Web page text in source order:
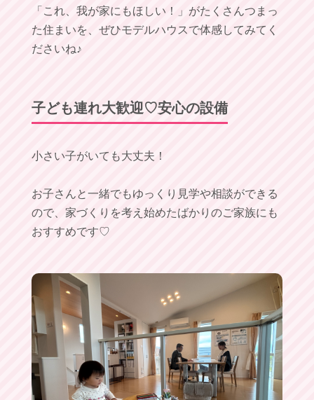
「これ、我が家にもほしい！」がたくさんつまっ
た住まいを、ぜひモデルハウスで体感してみてく
ださいね♪
子ども連れ大歓迎♡安心の設備
小さい子がいても大丈夫！
お子さんと一緒でもゆっくり見学や相談ができる
ので、家づくりを考え始めたばかりのご家族にも
おすすめです♡